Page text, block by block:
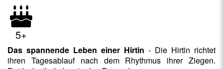
5+
Das spannende Leben einer Hirtin - Die Hirtin richtet
ihren Tagesablauf nach dem Rhythmus ihrer Ziegen.